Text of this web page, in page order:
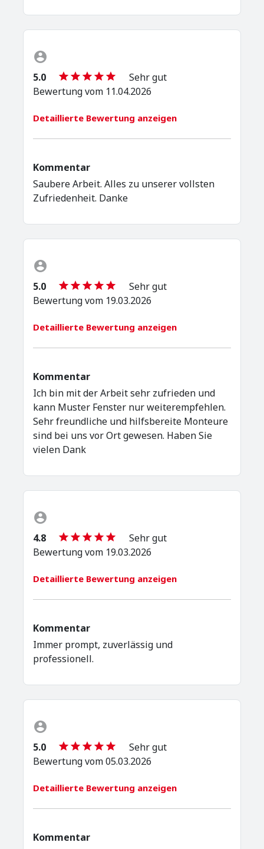
5.0
Sehr gut
Bewertung vom 11.04.2026
Detaillierte Bewertung anzeigen
Kommentar
Saubere Arbeit. Alles zu unserer vollsten
Zufriedenheit. Danke
5.0
Sehr gut
Bewertung vom 19.03.2026
Detaillierte Bewertung anzeigen
Kommentar
Ich bin mit der Arbeit sehr zufrieden und
kann Muster Fenster nur weiterempfehlen.
Sehr freundliche und hilfsbereite Monteure
sind bei uns vor Ort gewesen. Haben Sie
vielen Dank
4.8
Sehr gut
Bewertung vom 19.03.2026
Detaillierte Bewertung anzeigen
Kommentar
Immer prompt, zuverlässig und
professionell.
5.0
Sehr gut
Bewertung vom 05.03.2026
Detaillierte Bewertung anzeigen
Kommentar